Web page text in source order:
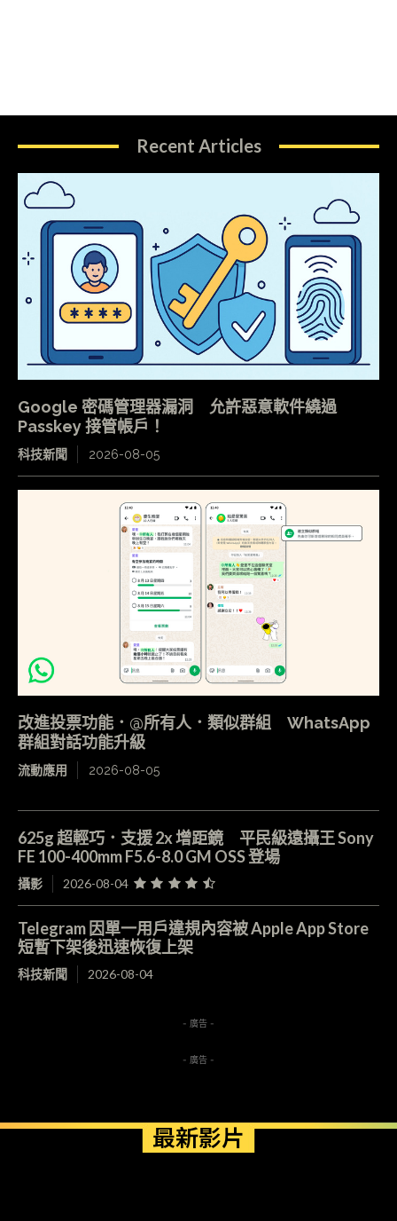
Recent Articles
Google 密碼管理器漏洞 允許惡意軟件繞過
Passkey 接管帳戶！
科技新聞 2026-08-05
改進投票功能．@所有人．類似群組 WhatsApp
群組對話功能升級
流動應用 2026-08-05
625g 超輕巧．支援 2x 增距鏡 平民級遠攝王 Sony
FE 100-400mm F5.6-8.0 GM OSS 登場
攝影 2026-08-04
Telegram 因單一用戶違規內容被 Apple App Store
短暫下架後迅速恢復上架
科技新聞 2026-08-04
- 廣告 -
- 廣告 -
最新影片